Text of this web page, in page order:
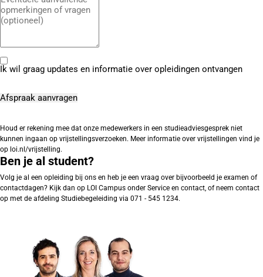
Ik wil graag updates en informatie over opleidingen ontvangen
Houd er rekening mee dat onze medewerkers in een studieadviesgesprek niet
kunnen ingaan op vrijstellingsverzoeken. Meer informatie over vrijstellingen vind je
op loi.nl/vrijstelling.
Ben je al student?
Volg je al een opleiding bij ons en heb je een vraag over bijvoorbeeld je examen of
contactdagen? Kijk dan op LOI Campus onder Service en contact, of neem contact
op met de afdeling Studiebegeleiding via 071 - 545 1234.